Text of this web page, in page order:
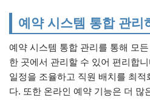
예약 시스템 통합 관리
예약 시스템 통합 관리를 통해 모
한 곳에서 관리할 수 있어 편리합
일정을 조율하고 직원 배치를 최
다. 또한 온라인 예약 기능은 더 많